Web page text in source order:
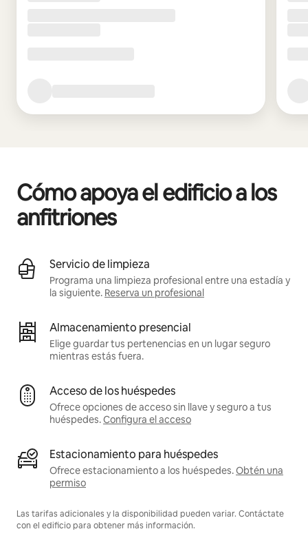
Cómo apoya el edificio a los
anfitriones
Servicio de limpieza
Programa una limpieza profesional entre una estadía y
la siguiente. Reserva un profesional
Almacenamiento presencial
Elige guardar tus pertenencias en un lugar seguro
mientras estás fuera.
Acceso de los huéspedes
Ofrece opciones de acceso sin llave y seguro a tus
huéspedes.Configura el acceso
Estacionamiento para huéspedes
Ofrece estacionamiento a los huéspedes.Obtén una
permiso
Las tarifas adicionales y la disponibilidad pueden variar. Contáctate
con el edificio para obtener más información.